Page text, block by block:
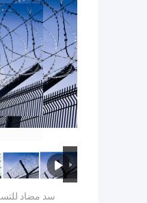
سد مضاد